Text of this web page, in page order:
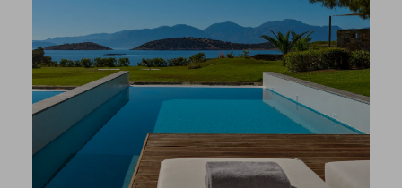
toilettes, sèche-cheveux, peignoirs & chaussons,
articles de toilette haut de gamme